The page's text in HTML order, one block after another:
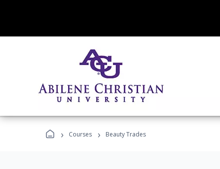
› Courses › Beauty Trades